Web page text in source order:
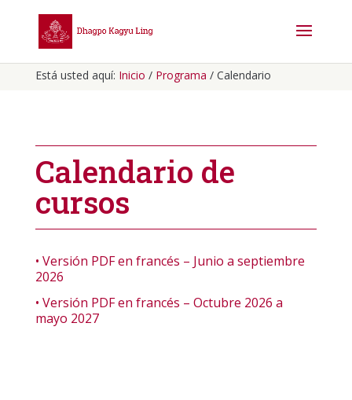
Está usted aquí: Inicio / Programa / Calendario
Calendario de
cursos
• Versión PDF en francés – Junio a septiembre
2026
• Versión PDF en francés – Octubre 2026 a
mayo 2027